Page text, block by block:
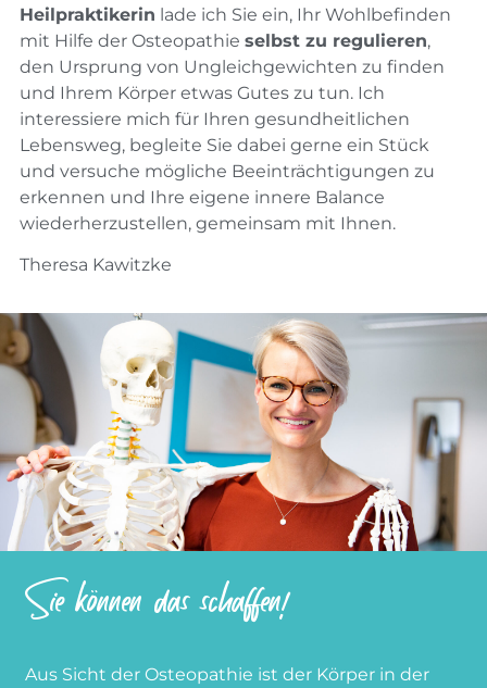
Heilpraktikerin lade ich Sie ein, Ihr Wohlbefinden
mit Hilfe der Osteopathie selbst zu regulieren,
den Ursprung von Ungleichgewichten zu finden
und Ihrem Körper etwas Gutes zu tun. Ich
interessiere mich für Ihren gesundheitlichen
Lebensweg, begleite Sie dabei gerne ein Stück
und versuche mögliche Beeinträchtigungen zu
erkennen und Ihre eigene innere Balance
wiederherzustellen, gemeinsam mit Ihnen.
Theresa Kawitzke
Sie können das schaffen!
Aus Sicht der Osteopathie ist der Körper in der